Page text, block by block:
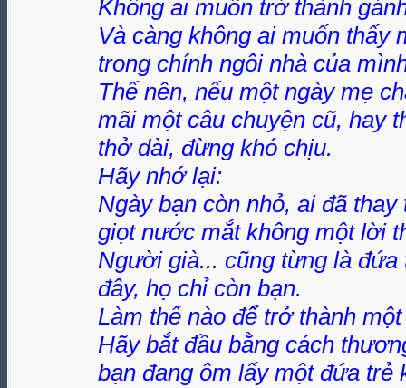
Không ai muốn trở thành
Và càng không ai muốn thấy
trong chính ngôi nhà của
Thế nên, nếu một ngày mẹ
mãi một câu chuyện cũ, hay
thở dài, đừng khó chịu.
Hãy nhớ lại:
Ngày bạn còn nhỏ, ai đã
giọt nước mắt không một lời
Người già... cũng từng là
đây, họ chỉ còn bạn.
Làm thế nào để trở thành
Hãy bắt đầu bằng cách
bạn đang ôm lấy một đứa trẻ